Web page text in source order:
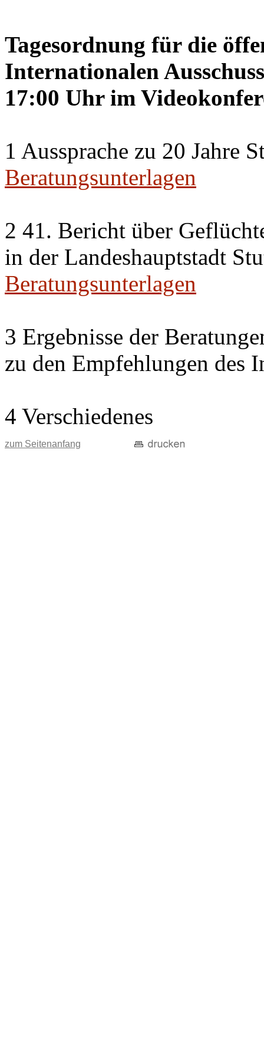
Tagesordnung für die
Internationalen
17:00 Uhr im
1 Aussprache zu 20 Jahre
Beratungsunterlagen
2 41. Bericht über
in der Landeshauptstadt
Beratungsunterlagen
3 Ergebnisse der
zu den Empfehlungen des
4 Verschiedenes
zum Seitenanfang